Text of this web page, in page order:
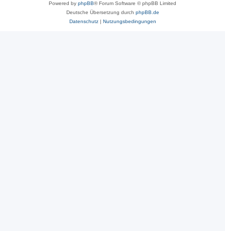
Powered by phpBB® Forum Software © phpBB Limited
Deutsche Übersetzung durch phpBB.de
Datenschutz| Nutzungsbedingungen